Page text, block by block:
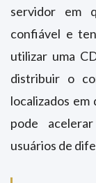
servidor em
confiável e
utilizar uma
distribuir o
localizados
pode
usuários de